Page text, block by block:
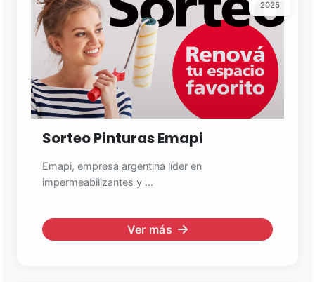
2025
Sorteo Pinturas Emapi
Emapi, empresa argentina líder en
impermeabilizantes y ...
Ver más
Asistente EMAPI